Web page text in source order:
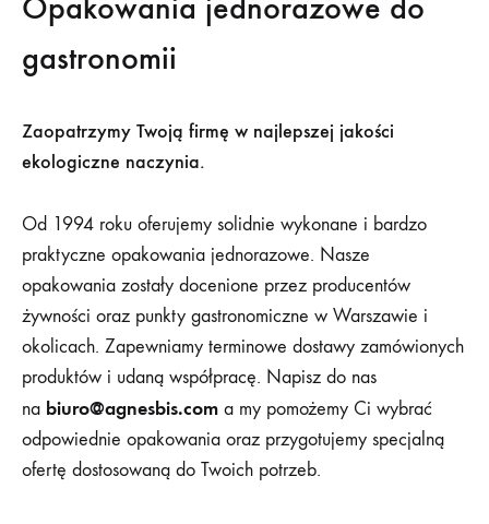
gastronomii
Zaopatrzymy Twoją firmę w najlepszej jakości
ekologiczne naczynia.
Od 1994 roku oferujemy solidnie wykonane i bardzo
praktyczne opakowania jednorazowe. Nasze
opakowania zostały docenione przez producentów
żywności oraz punkty gastronomiczne w Warszawie i
okolicach. Zapewniamy terminowe dostawy zamówionych
produktów i udaną współpracę. Napisz do nas
na biuro@agnesbis.com a my pomożemy Ci wybrać
odpowiednie opakowania oraz przygotujemy specjalną
ofertę dostosowaną do Twoich potrzeb.